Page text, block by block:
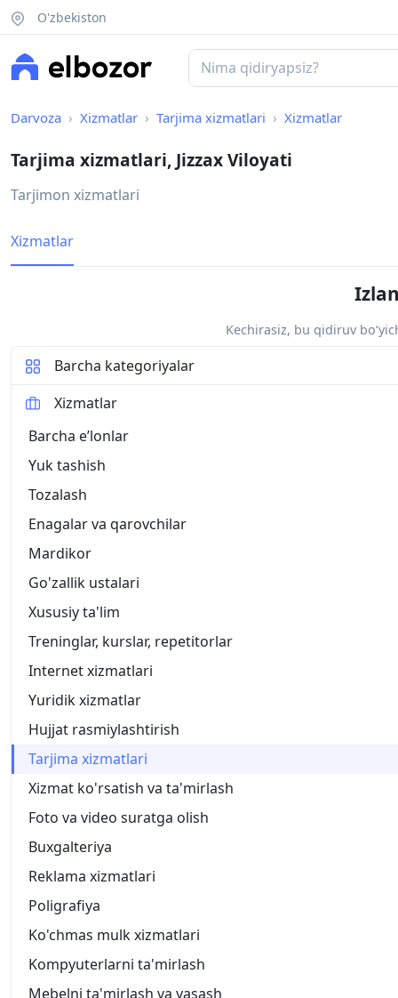
O'zbekiston
Darvoza Xizmatlar Tarjima xizmatlari Xizmatlar
Tarjima xizmatlari, Jizzax Viloyati
Tarjimon xizmatlari
Xizmatlar
Kechirasiz, bu qidiruv
Barcha kategoriyalar
Xizmatlar
Barcha eʼlonlar
Yuk tashish
Tozalash
Enagalar va qarovchilar
Mardikor
Go'zallik ustalari
Xususiy ta'lim
Treninglar, kurslar, repetitorlar
Internet xizmatlari
Yuridik xizmatlar
Hujjat rasmiylashtirish
Tarjima xizmatlari
Xizmat ko'rsatish va ta'mirlash
Foto va video suratga olish
Buxgalteriya
Reklama xizmatlari
Poligrafiya
Ko'chmas mulk xizmatlari
Kompyuterlarni ta'mirlash
Mebelni ta'mirlash va yasash